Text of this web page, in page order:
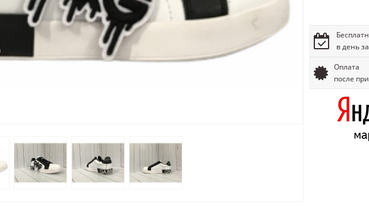
в день
Оплата
после